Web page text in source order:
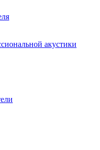
акустики